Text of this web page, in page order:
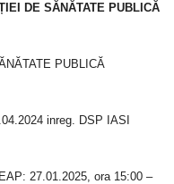
DE SĂNĂTATE PUBLICĂ
PUBLICĂ
inreg. DSP IASI
27.01.2025, ora 15:00 –